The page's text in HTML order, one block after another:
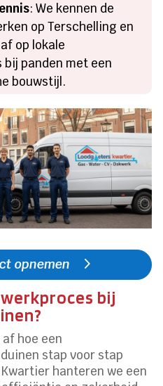
: We kennen de
op Terschelling en
op lokale
panden met een
bouwstijl.
opnemen
bij
hoe een
stap voor stap
hanteren we een